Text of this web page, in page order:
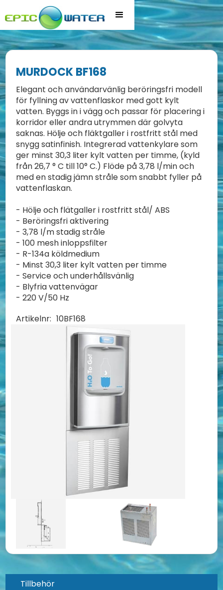
MURDOCK BF168
Elegant och användarvänlig beröringsfri modell
för fyllning av vattenflaskor med gott kylt
vatten. Byggs in i vägg och passar för placering i
korridor eller andra utrymmen där golvyta
saknas. Hölje och fläktgaller i rostfritt stål med
snygg satinfinish. Integrerad vattenkylare som
ger minst 30,3 liter kylt vatten per timme, (kyld
från 26,7 ° C till 10° C.) Flöde på 3,78 l/min och
med en stadig jämn stråle som snabbt fyller på
vattenflaskan.
- Hölje och flätgaller i rostfritt stål/ ABS
- Beröringsfri aktivering
- 3,78 l/m stadig stråle
- 100 mesh inloppsfilter
- R-134a köldmedium
- Minst 30,3 liter kylt vatten per timme
- Service och underhållsvänlig
- Blyfria vattenvägar
- 220 V/50 Hz
Artikelnr: 10BF168
Tillbehör